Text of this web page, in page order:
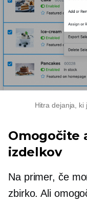
Hitra dejanja, ki
Omogočite
izdelkov
Na primer, če
zbirko. Ali